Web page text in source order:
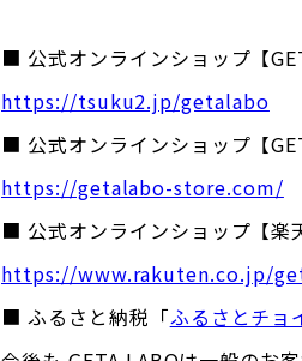
■ 公式オンラインショップ【
https://tsuku2.jp/getalabo
■ 公式オンラインショップ【
https://getalabo-store.com/
■ 公式オンラインショップ【楽
https://www.rakuten.co.jp/
■ ふるさと納税「ふるさとチョ